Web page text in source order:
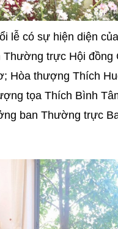
lễ có sự hiện diện
trực Hội đồng
Hòa thượng Thích
tọa Thích Bình
ban Thường trực